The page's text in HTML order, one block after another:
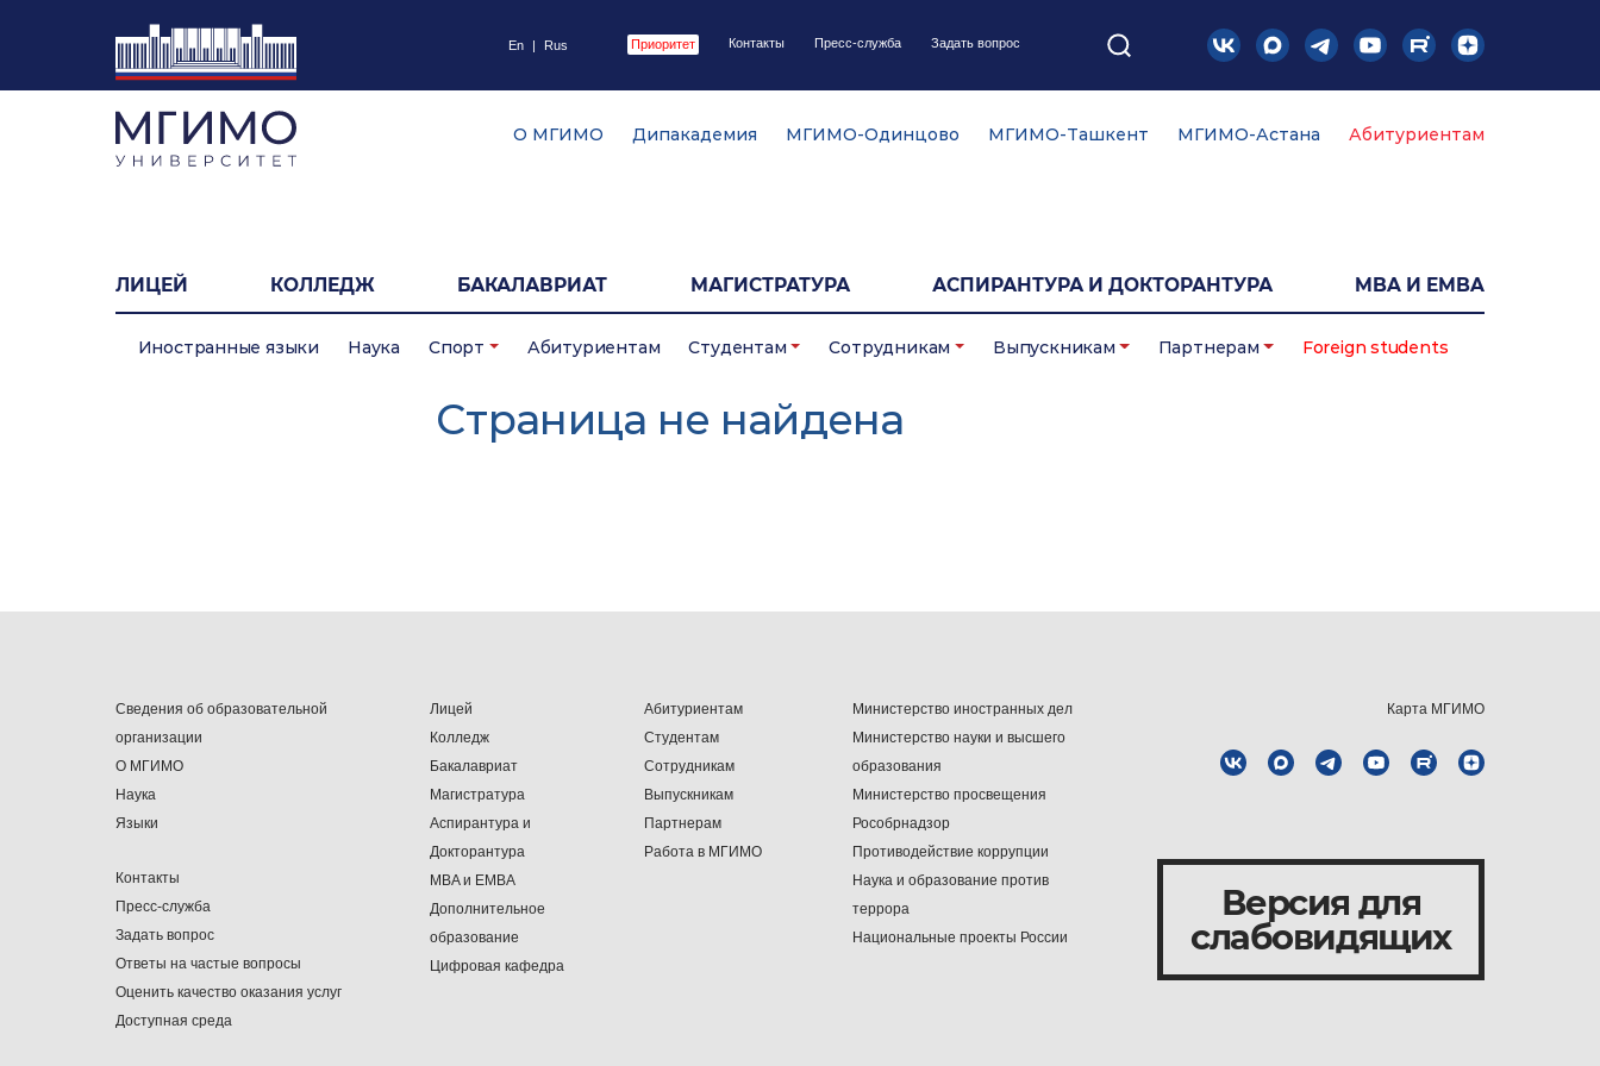
En | Rus Приоритет Контакты Пресс-служба Задать вопрос
О МГИМО Дипакадемия МГИМО-Одинцово МГИМО-Ташкент МГИМО-Астана Абитуриентам
ЛИЦЕЙ КОЛЛЕДЖ БАКАЛАВРИАТ МАГИСТРАТУРА АСПИРАНТУРА И ДОКТОРАНТУРА MBA И EMBA
Иностранные языки Наука Спорт Абитуриентам Студентам Сотрудникам Выпускникам Партнерам Foreign students
Cтраница не найдена
Сведения об образовательной
организации
О МГИМО
Наука
Языки
Контакты
Пресс-служба
Задать вопрос
Ответы на частые вопросы
Оценить качество оказания услуг
Доступная среда
Лицей
Колледж
Бакалавриат
Магистратура
Аспирантура и
Докторантура
MBA и EMBA
Дополнительное
образование
Цифровая кафедра
Абитуриентам
Студентам
Сотрудникам
Выпускникам
Партнерам
Работа в МГИМО
Министерство иностранных дел
Министерство науки и высшего
образования
Министерство просвещения
Рособрнадзор
Противодействие коррупции
Наука и образование против
террора
Национальные проекты России
Карта МГИМО
Версия для
слабовидящих